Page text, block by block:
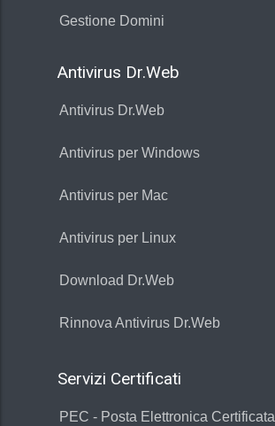
Gestione Domini
Antivirus Dr.Web
Antivirus Dr.Web
Antivirus per Windows
Antivirus per Mac
Antivirus per Linux
Download Dr.Web
Rinnova Antivirus Dr.Web
Servizi Certificati
PEC - Posta Elettronica Certificata